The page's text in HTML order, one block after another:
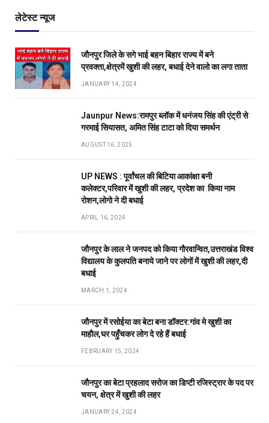
लेटेस्ट न्यूज
जौनपुर जिले के सगे भाई बहन बिहार राज्य में बने
प्रवक्ता,क्षेत्रमें खुशी की लहर, बधाई देने वालो का लगा ताता
JANUARY 14, 2024
Jaunpur News:रामपुर ब्लॉक में धनंजय सिंह की एंट्री से
गरमाई सियासत, अमित सिंह टाटा को दिया समर्थन
AUGUST 16, 2025
UP NEWS : पूर्वांचल की बिटिया आकांक्षा बनी
कलेक्टर,परिवार में खुशी की लहर, प्रदेश का किया नाम
रोशन,लोगो ने दी बधाई
APRIL 16, 2024
जौनपुर के लाल ने जनपद को किया गौरवान्वित,उत्तराखंड विश्व
विद्यालय के कुलपति बनाये जाने पर लोगों में खुशी की लहर,दी
बधाई
MARCH 1, 2024
जौनपुर में रसोईया का बेटा बना डॉक्टर:गांव मे खुशी का
माहौल,घर पहुँचकर लोग दे रहे हैं बधाई
FEBRUARY 15, 2024
जौनपुर का बेटा प्रहलाद सरोज का डिप्टी रजिस्ट्रार के पद पर
चयन, क्षेत्र में खुशी की लहर
JANUARY 24, 2024